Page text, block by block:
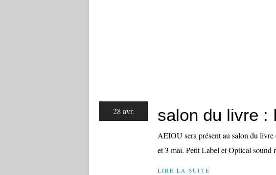
28 avr. salon du livre :
AEIOU sera présent au salon du
et 3 mai. Petit Label et Optical sound
LIRE LA SUITE